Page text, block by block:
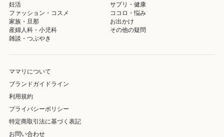
妊活
サプリ・健康
ファッション・コスメ
ココロ・悩み
家族・旦那
お出かけ
産婦人科・小児科
その他の疑問
雑談・つぶやき
ママリについて
ブランドガイドライン
利用規約
プライバシーポリシー
特定商取引法に基づく表記
お問い合わせ